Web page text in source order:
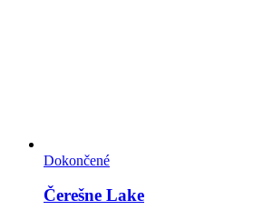
Dokončené
Čerešne Lake